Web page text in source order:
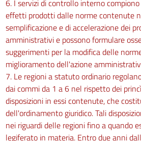
6. I servizi di controllo interno
effetti prodotti dalle norme contenute
semplificazione e di accelerazione dei
amministrativi e possono formulare
suggerimenti per la modifica delle
miglioramento dell'azione
7. Le regioni a statuto ordinario
dai commi da 1 a 6 nel rispetto dei
disposizioni in essi contenute, che
dell'ordinamento giuridico. Tali
nei riguardi delle regioni fino a quando
legiferato in materia. Entro due anni